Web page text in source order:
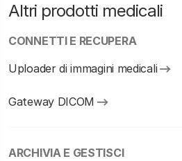
Altri prodotti medicali
CONNETTI E RECUPERA
Uploader di immagini medicali
Gateway DICOM
ARCHIVIA E GESTISCI